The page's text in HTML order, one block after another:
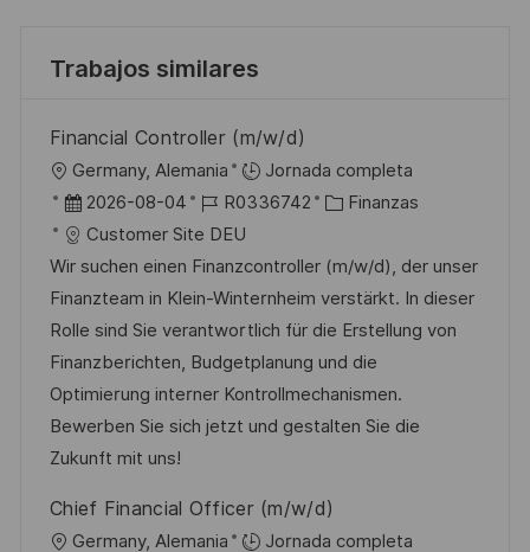
Trabajos similares
Financial Controller (m/w/d)
U
b
c
a
c
i
ó
n
Germany, Alemania
Jornada completa
F
e
c
h
a
d
e
p
u
l
2026-08-04
I
D
d
e
e
m
p
l
R0336742
C
t
e
g
o
r
í
Finanzas
Customer Site DEU
Wir suchen einen Finanzcontroller (m/w/d), der unser
Finanzteam in Klein-Winternheim verstärkt. In dieser
Rolle sind Sie verantwortlich für die Erstellung von
Finanzberichten, Budgetplanung und die
Optimierung interner Kontrollmechanismen.
Bewerben Sie sich jetzt und gestalten Sie die
Zukunft mit uns!
Chief Financial Officer (m/w/d)
U Germany, Alemania
Jornada completa